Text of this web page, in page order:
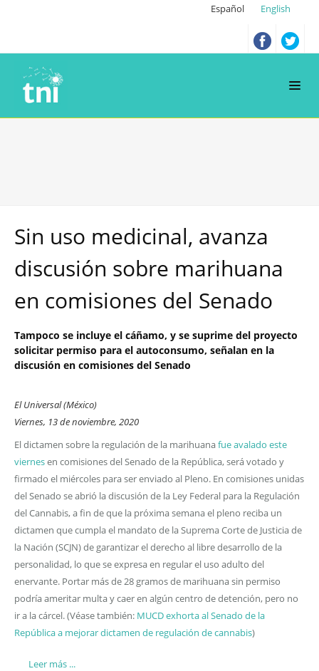
Español English
Sin uso medicinal, avanza
discusión sobre marihuana
en comisiones del Senado
Tampoco se incluye el cáñamo, y se suprime del proyecto
solicitar permiso para el autoconsumo, señalan en la
discusión en comisiones del Senado
El Universal (México)
Viernes, 13 de noviembre, 2020
El dictamen sobre la regulación de la marihuanafue avalado este
viernesen comisiones del Senado de la República, será votado y
firmado el miércoles para ser enviado al Pleno. En comisiones unidas
del Senado se abrió la discusión de la Ley Federal para la Regulación
del Cannabis, a fin de que la próxima semana el pleno reciba un
dictamen que cumpla el mandato de la Suprema Corte de Justicia de
la Nación (SCJN) de garantizar el derecho al libre desarrollo de la
personalidad, lo que se expresa en regular el uso adulto del
enervante. Portar más de 28 gramos de marihuana sin permiso
podría ameritar multa y caer en algún centro de detención, pero no
ir a la cárcel. (Véase también: MUCD exhorta al Senado de la
República a mejorar dictamen de regulación de cannabis)
Leer más ...